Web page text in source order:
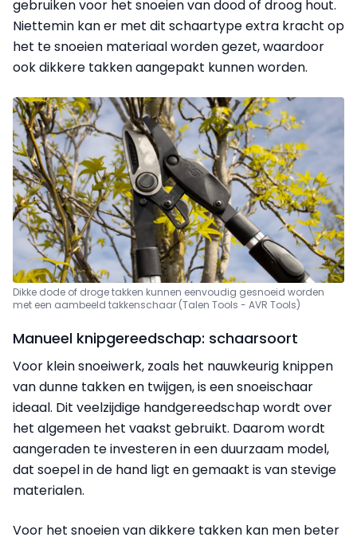
gebruiken voor het snoeien van dood of droog hout.
Niettemin kan er met dit schaartype extra kracht op
het te snoeien materiaal worden gezet, waardoor
ook dikkere takken aangepakt kunnen worden.
Dikke dode of droge takken kunnen eenvoudig gesnoeid worden
met een aambeeld takkenschaar (Talen Tools - AVR Tools)
Manueel knipgereedschap: schaarsoort
Voor klein snoeiwerk, zoals het nauwkeurig knippen
van dunne takken en twijgen, is een snoeischaar
ideaal. Dit veelzijdige handgereedschap wordt over
het algemeen het vaakst gebruikt. Daarom wordt
aangeraden te investeren in een duurzaam model,
dat soepel in de hand ligt en gemaakt is van stevige
materialen.
Voor het snoeien van dikkere takken kan men beter